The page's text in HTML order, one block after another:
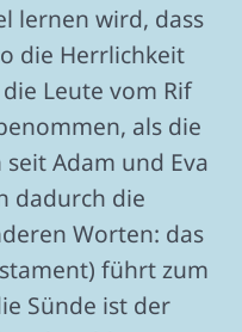
lernen wird, dass
die Herrlichkeit
Leute vom Rif
als die
Adam und Eva
dadurch die
Worten: das
führt zum
Sünde ist der